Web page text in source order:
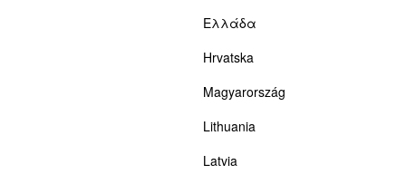
Ελλάδα
Hrvatska
Magyarország
Lithuania
Latvia